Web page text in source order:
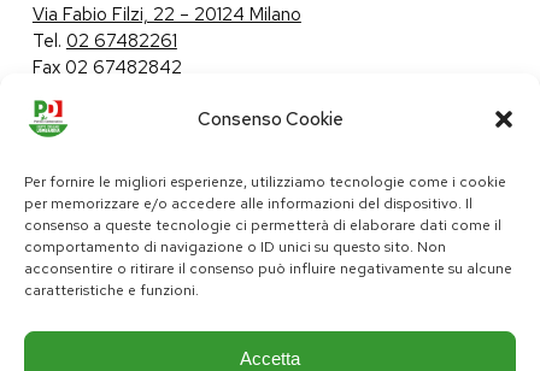
Consenso Cookie
Per fornire le migliori esperienze, utilizziamo tecnologie come i cookie
per memorizzare e/o accedere alle informazioni del dispositivo. Il
consenso a queste tecnologie ci permetterà di elaborare dati come il
comportamento di navigazione o ID unici su questo sito. Non
acconsentire o ritirare il consenso può influire negativamente su alcune
caratteristiche e funzioni.
Accetta
Via Fabio Filzi, 22 – 20124 Milano
Tel. 02 67482261
Fax 02 67482842
Tutela dei dati personali|Politica sui cookie
pd@consiglio.regione.lombardia.it
ufficiostampa.pd@consiglio.regione.lombardia.it
Pagine Facebook Gruppo Consiliare PD LombardiaPagina Messenger Gruppo Consiliare PD LombardiaPagina Instagram Gruppo PD LombardiaPagina Youtube Gruppo PD Lombardia